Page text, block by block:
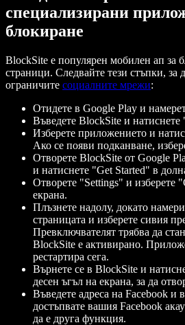
специализирани
блокиране
BlockSite е популярен мобилен ап за
страници. Следвайте тези стъпки, за
ограничите социалните мрежи:
Отидете в Google Play и
Въведете BlockSite и
Изберете приложението и
Ако се появи подканване,
Отворете BlockSite от Google
и натиснете "Get Started" в
Отворете "Settings" и изберете
екрана.
Плъзнете надолу, докато
страницата и изберете сивия
Превключвателят трябва да
BlockSite е активирано.
рестартира сега.
Върнете се в BlockSite и
десен ъгъл на екрана, за да
Въведете адреса на Facebook и
достъпвате вашия Facebook
да е друга функция.